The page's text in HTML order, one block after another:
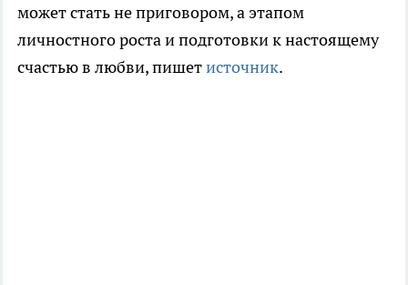
может стать не приговором, а этапом
личностного роста и подготовки к настоящему
счастью в любви, пишетисточник.